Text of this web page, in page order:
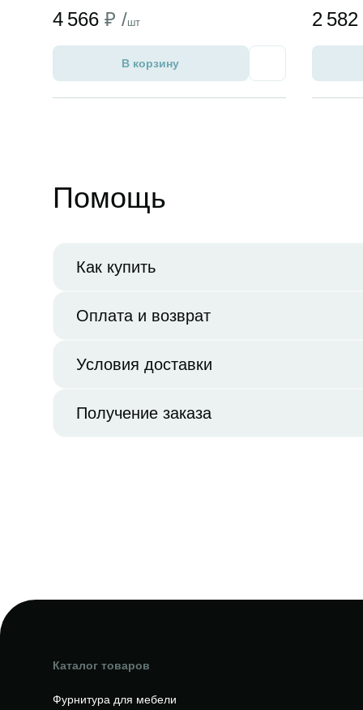
4 566 ₽ /шт
В корзину
2 582
Помощь
Как купить
Оплата и возврат
Условия доставки
Получение заказа
Каталог товаров
Фурнитура для мебели